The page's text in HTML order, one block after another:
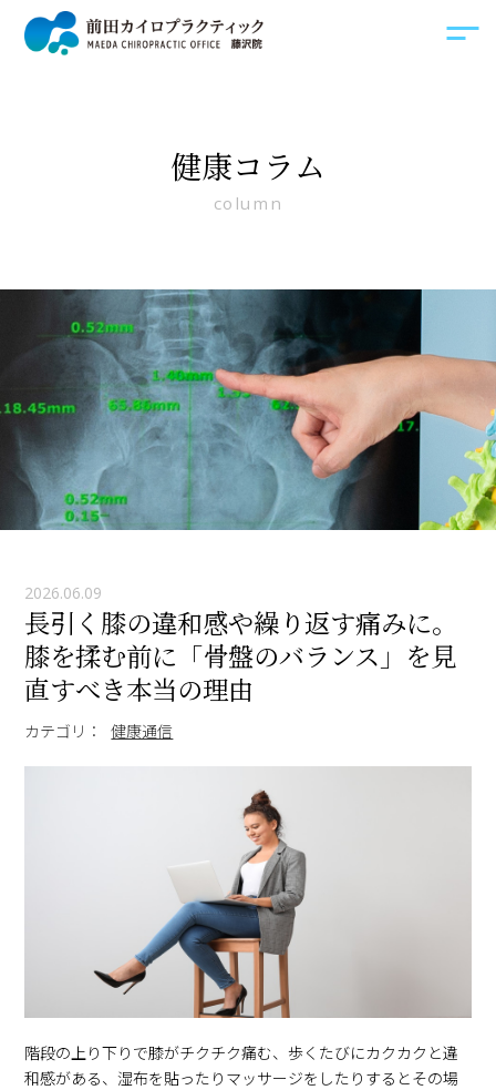
健康コラム
column
2026.06.09
長引く膝の違和感や繰り返す痛みに。
膝を揉む前に「骨盤のバランス」を見
直すべき本当の理由
カテゴリ： 健康通信
階段の上り下りで膝がチクチク痛む、歩くたびにカクカクと違
和感がある、湿布を貼ったりマッサージをしたりするとその場